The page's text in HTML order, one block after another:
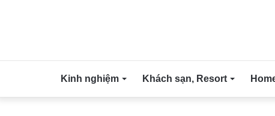
Kinh nghiệm Khách sạn, Resort